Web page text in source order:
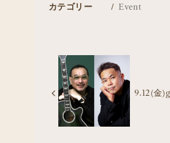
カテゴリー Event
9.12(金